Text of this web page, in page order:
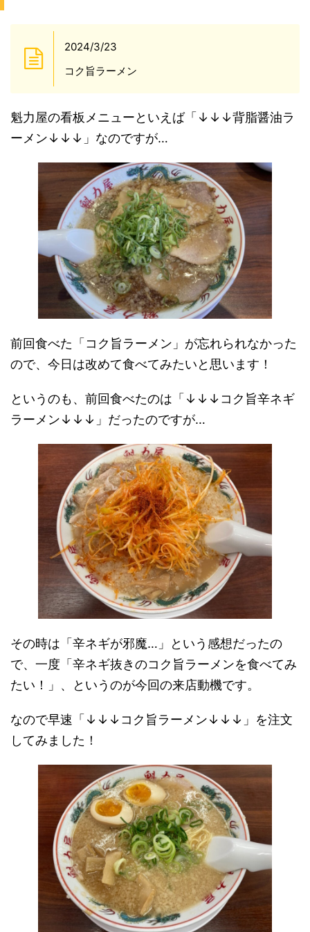
2024/3/23
コク旨ラーメン
魁力屋の看板メニューといえば「↓↓↓背脂醤油ラ
ーメン↓↓↓」なのですが…
前回食べた「コク旨ラーメン」が忘れられなかった
ので、今日は改めて食べてみたいと思います！
というのも、前回食べたのは「↓↓↓コク旨辛ネギ
ラーメン↓↓↓」だったのですが…
その時は「辛ネギが邪魔…」という感想だったの
で、一度「辛ネギ抜きのコク旨ラーメンを食べてみ
たい！」、というのが今回の来店動機です。
なので早速「↓↓↓コク旨ラーメン↓↓↓」を注文
してみました！